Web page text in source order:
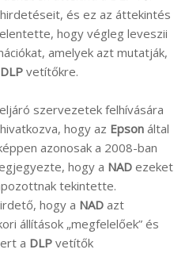
és ez az áttekintés
hogy végleg leveszii
amelyek azt mutatják,
DLP vetítőkre.
szervezetek felhívására
hogy az Epson által
azonosak a 2008-ban
hogy a NAD ezeket
tekintette.
hogy a NAD azt
állítások „megfelelőek” és
a DLP vetítők